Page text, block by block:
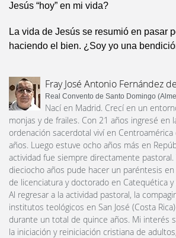
Jesús “hoy” en mi vida?
La vida de Jesús se resumió en pasar
haciendo el bien. ¿Soy yo una
Fray José Antonio Fernández
Real Convento de Santo Domingo
Nací en Madrid. Crecí en un
monjas y de frailes. Con 21 años ingresé en
ordenación sacerdotal viví en
años. Luego estuve ocho años más en
actividad fue siempre directamente pastoral.
dieciocho años pude hacer un paréntesis
de licenciatura y doctorado en Catequética y
Al regresar a la actividad pastoral, la
institutos teológicos en San José (Costa
durante un total de quince años. Mi interés
la iniciación y reiniciación cristiana de